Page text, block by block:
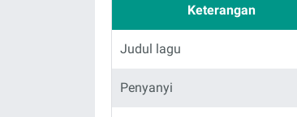
Keterangan
Judul lagu
Penyanyi